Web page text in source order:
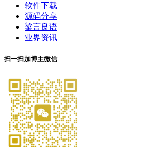
软件下载
源码分享
梁言良语
业界资讯
扫一扫加博主微信